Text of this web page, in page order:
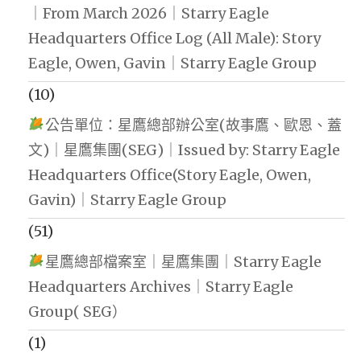
｜From March 2026｜Starry Eagle
Headquarters Office Log (All Male): Story
Eagle, Owen, Gavin｜Starry Eagle Group
(10)
公告單位：星鷹總部辦公室(故事鷹、歐恩、蓋
文)｜星鷹集團(SEG)｜Issued by: Starry Eagle
Headquarters Office(Story Eagle, Owen,
Gavin)｜Starry Eagle Group
(51)
星鷹總部檔案室｜星鷹集團｜Starry Eagle
Headquarters Archives｜Starry Eagle
Group( SEG）
(1)